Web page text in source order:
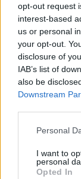
opt-out request
interest-based
us or personal
your opt-out.
disclosure of
IAB’s list of
also be
Downstream
Please note
not limited to
grant or deny
Personal
I want to
personal
Opted In
Kevesebb fényt!
Országos hírek